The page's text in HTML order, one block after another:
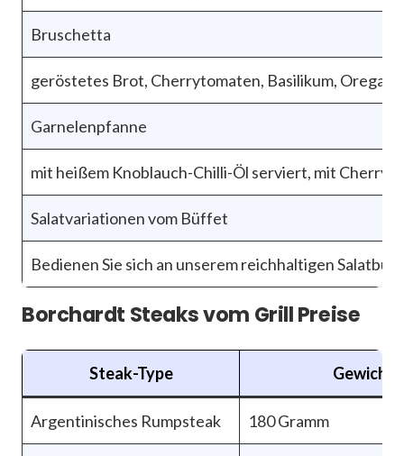
Bruschetta
geröstetes Brot, Cherrytomaten, Basilikum,
Garnelenpfanne
mit heißem Knoblauch-Chilli-Öl serviert, mit
Salatvariationen vom Büffet
Bedienen Sie sich an unserem reichhaltigen
Borchardt Steaks vom Grill Preise
Steak-Type Gewicht
Argentinisches Rumpsteak 180 Gramm